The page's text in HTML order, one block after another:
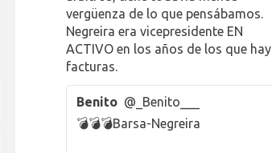
vergüenza de lo que pensábamos.
Negreira era vicepresidente EN
ACTIVO en los años de los que hay
facturas.
Benito @_Benito___
💣💣💣Barsa-Negreira